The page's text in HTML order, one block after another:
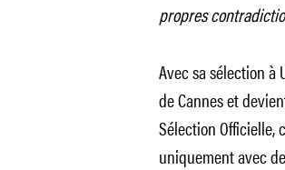
propres
Avec sa sélection à
de Cannes et
Sélection Officielle,
uniquement avec